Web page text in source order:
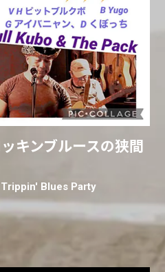
キンブルースの狭間
Blues Party